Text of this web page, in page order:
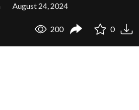
August 24, 2024
200 0